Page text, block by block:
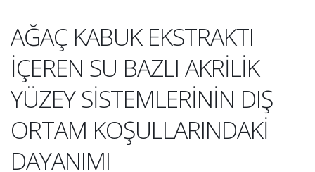
AĞAÇ KABUK EKSTRAKTI
İÇEREN SU BAZLI AKRİLİK
YÜZEY SİSTEMLERİNİN DIŞ
ORTAM KOŞULLARINDAKİ
DAYANIMI